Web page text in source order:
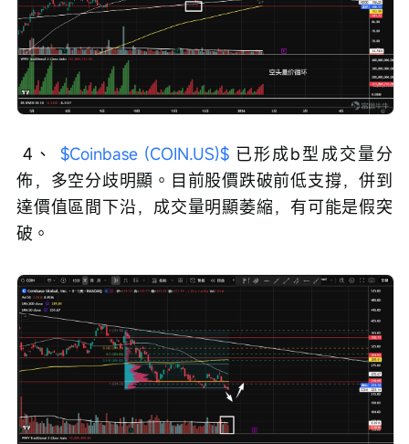
4、 $Coinbase (COIN.US)$ 已形成b型成交量分
佈，多空分歧明顯。目前股價跌破前低支撐，併到
達價值區間下沿，成交量明顯萎縮，有可能是假突
破。